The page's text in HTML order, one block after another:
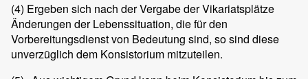
(4) Ergeben sich nach der Vergabe der Vikariatsplätze
Änderungen der Lebenssituation, die für den
Vorbereitungsdienst von Bedeutung sind, so sind diese
unverzüglich dem Konsistorium mitzuteilen.